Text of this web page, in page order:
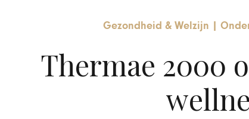
Gezondheid & Welzijn |
Thermae 2000